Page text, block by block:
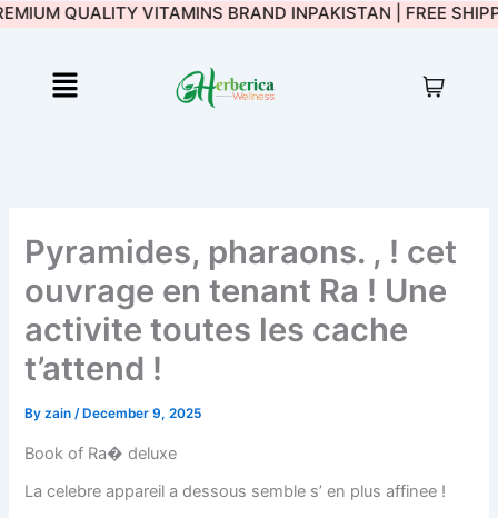
Skip
QUALITY VITAMINS BRAND IN PAKISTAN | FREE
Menu
Pyramides, pharaons. , ! cet
ouvrage en tenant Ra ! Une
activite toutes les cache
t’attend !
Byzain/ December 9, 2025
Book of Ra� deluxe
La celebre appareil a dessous semble s’ en plus affinee !